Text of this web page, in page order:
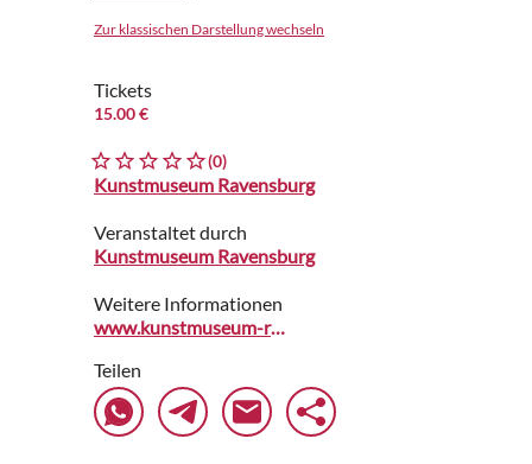
Zur klassischen Darstellung wechseln
Tickets
15.00 €
(0)
Kunstmuseum Ravensburg
Veranstaltet durch
Kunstmuseum Ravensburg
Weitere Informationen
www.kunstmuseum-ravensburg.de
Teilen